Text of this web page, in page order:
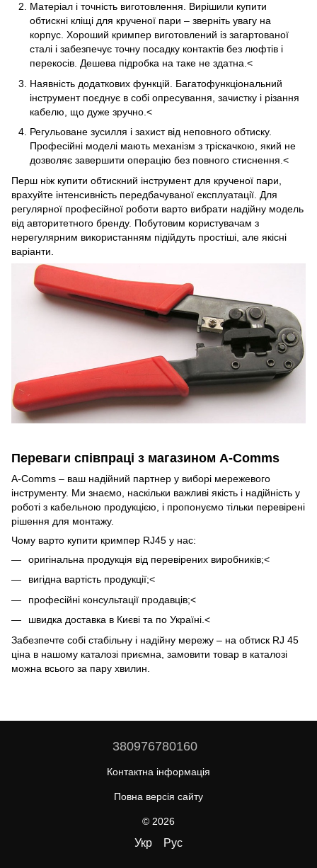
Матеріал і точність виготовлення. Вирішили купити
обтискні кліщі для крученої пари – зверніть увагу на
корпус. Хороший кримпер виготовлений із загартованої
сталі і забезпечує точну посадку контактів без люфтів і
перекосів. Дешева підробка на таке не здатна.<
Наявність додаткових функцій. Багатофункціональний
інструмент поєднує в собі опресування, зачистку і різання
кабелю, що дуже зручно.<
Регульоване зусилля і захист від неповного обтиску.
Професійні моделі мають механізм з тріскачкою, який не
дозволяє завершити операцію без повного стиснення.<
Перш ніж купити обтискний інструмент для крученої пари,
врахуйте інтенсивність передбачуваної експлуатації. Для
регулярної професійної роботи варто вибрати надійну модель
від авторитетного бренду. Побутовим користувачам з
нерегулярним використанням підійдуть простіші, але якісні
варіанти.
Переваги співпраці з магазином A-Comms
A-Comms – ваш надійний партнер у виборі мережевого
інструменту. Ми знаємо, наскільки важливі якість і надійність у
роботі з кабельною продукцією, і пропонуємо тільки перевірені
рішення для монтажу.
Чому варто купити кримпер RJ45 у нас:
оригінальна продукція від перевірених виробників;<
вигідна вартість продукції;<
професійні консультації продавців;<
швидка доставка в Києві та по Україні.<
Забезпечте собі стабільну і надійну мережу – на обтиск RJ 45
ціна в нашому каталозі приємна, замовити товар в каталозі
можна всього за пару хвилин.
380976780160
Контактна інформація
Повна версія сайту
© 2026
Укр Рус